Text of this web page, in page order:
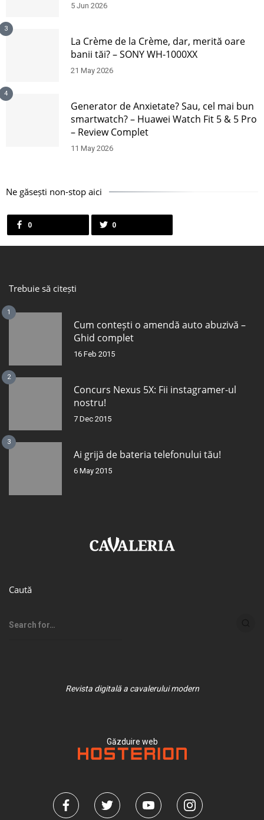
5 Jun 2026
3
La Crème de la Crème, dar, merită oare
banii tăi? – SONY WH-1000XX
21 May 2026
4
Generator de Anxietate? Sau, cel mai bun
smartwatch? – Huawei Watch Fit 5 & 5 Pro
– Review Complet
11 May 2026
Ne găsești non-stop aici
0 0
Trebuie să citești
1
Cum contești o amendă auto abuzivă –
Ghid complet
16 Feb 2015
2
Concurs Nexus 5X: Fii instagramer-ul
nostru!
7 Dec 2015
3
Ai grijă de bateria telefonului tău!
6 May 2015
Caută
Revista digitală a cavalerului modern
Găzduire web